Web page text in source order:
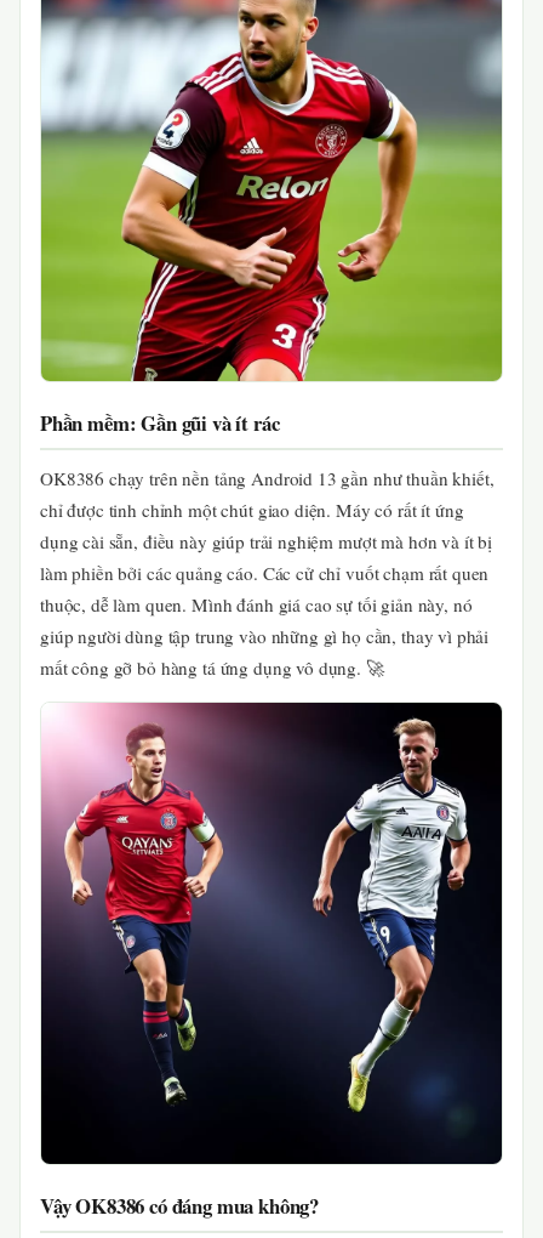
Phần mềm: Gần gũi và ít rác
OK8386 chạy trên nền tảng Android 13 gần như thuần khiết,
chỉ được tinh chỉnh một chút giao diện. Máy có rất ít ứng
dụng cài sẵn, điều này giúp trải nghiệm mượt mà hơn và ít bị
làm phiền bởi các quảng cáo. Các cử chỉ vuốt chạm rất quen
thuộc, dễ làm quen. Mình đánh giá cao sự tối giản này, nó
giúp người dùng tập trung vào những gì họ cần, thay vì phải
mất công gỡ bỏ hàng tá ứng dụng vô dụng. 🚀
Vậy OK8386 có đáng mua không?